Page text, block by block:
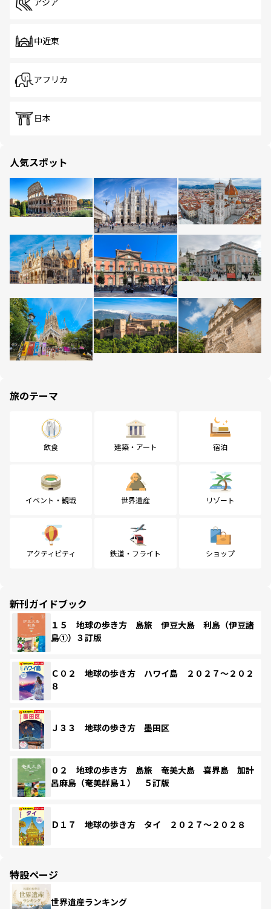
アジア
中近東
アフリカ
日本
人気スポット
旅のテーマ
飲食 建築・アート 宿泊
イベント・観戦 世界遺産 リゾート
アクティビティ 鉄道・フライト ショップ
新刊ガイドブック
１５ 地球の歩き方 島旅 伊豆大島 利島（伊豆諸
島①）３訂版
Ｃ０２ 地球の歩き方 ハワイ島 ２０２７～２０２
８
Ｊ３３ 地球の歩き方 墨田区
０２ 地球の歩き方 島旅 奄美大島 喜界島 加計
呂麻島（奄美群島１） ５訂版
Ｄ１７ 地球の歩き方 タイ ２０２７～２０２８
特設ページ
世界遺産ランキング